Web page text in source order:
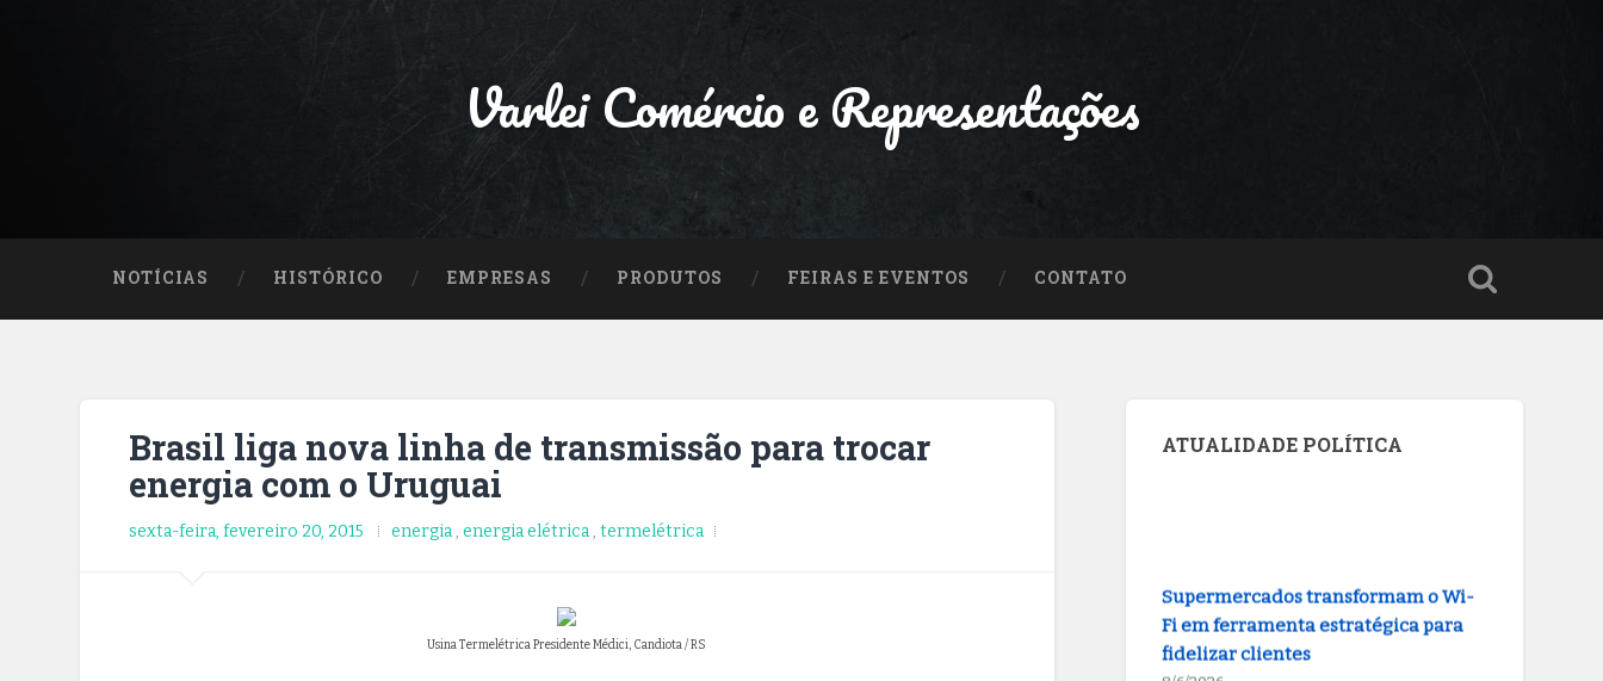
Varlei Comércio e Representações
NOTÍCIAS HISTÓRICO EMPRESAS PRODUTOS FEIRAS E EVENTOS CONTATO
Brasil liga nova linha de transmissão para trocar
energia com o Uruguai
sexta-feira, fevereiro 20, 2015 energia,energia elétrica,termelétrica
Usina Termelétrica Presidente Médici, Candiota / RS
ATUALIDADE POLÍTICA
Fi em ferramenta estratégica para
fidelizar clientes
8/6/2026